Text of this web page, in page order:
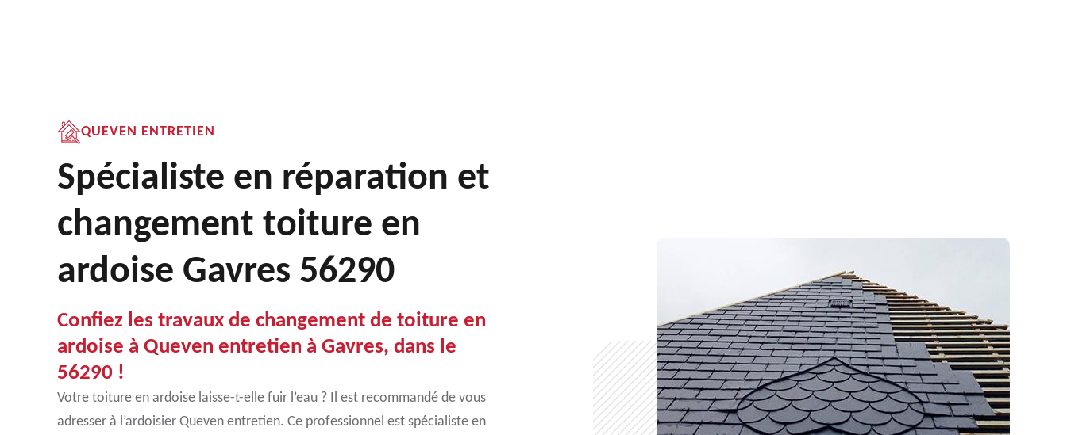
QUEVEN ENTRETIEN
Spécialiste en réparation et
changement toiture en
ardoise Gavres 56290
Confiez les travaux de changement de toiture en
ardoise à Queven entretien à Gavres, dans le
56290 !
Votre toiture en ardoise laisse-t-elle fuir l’eau ? Il est recommandé de vous
adresser à l’ardoisier Queven entretien. Ce professionnel est spécialiste en